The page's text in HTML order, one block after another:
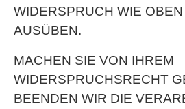
WIDERSPRUCH WIE
AUSÜBEN.
MACHEN SIE VON IHREM
WIDERSPRUCHSRECHT
BEENDEN WIR DIE